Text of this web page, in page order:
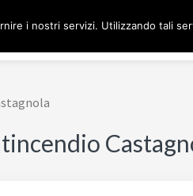
i nostri servizi. Utilizzando tali